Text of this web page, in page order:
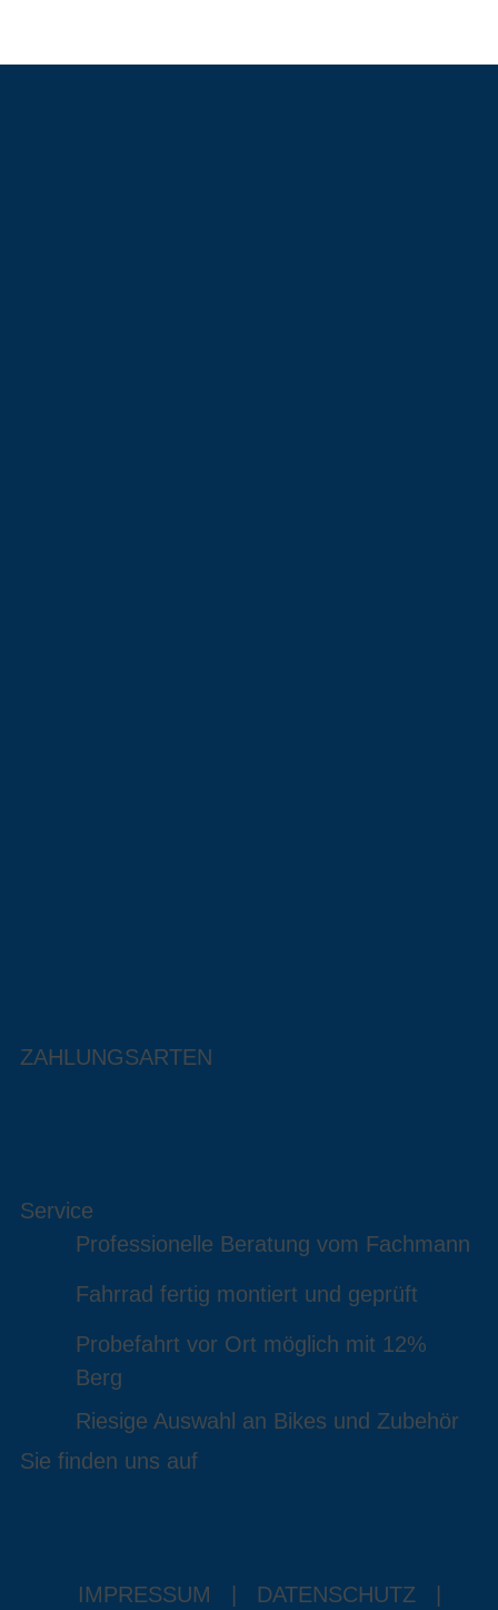
ZAHLUNGSARTEN
Service
Professionelle Beratung vom Fachmann
Fahrrad fertig montiert und geprüft
Probefahrt vor Ort möglich mit 12%
Berg
Riesige Auswahl an Bikes und Zubehör
Sie finden uns auf
IMPRESSUM DATENSCHUTZ